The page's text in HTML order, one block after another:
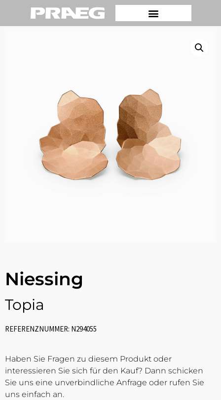
Niessing
Topia
REFERENZNUMMER: N294055
Haben Sie Fragen zu diesem Produkt oder
interessieren Sie sich für den Kauf? Dann schicken
Sie uns eine unverbindliche Anfrage oder rufen Sie
uns einfach an.